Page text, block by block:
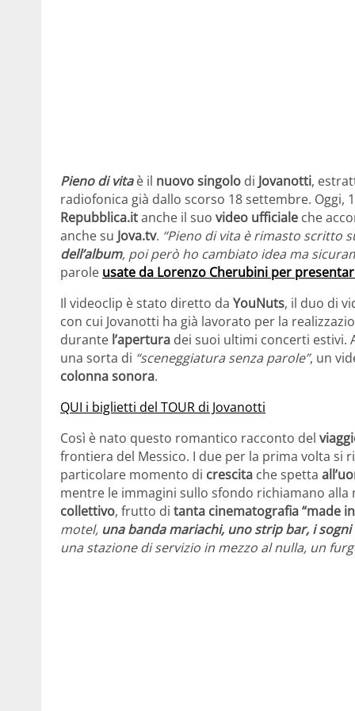
Pieno di vitaè il nuovo singolo di Jovanotti,
radiofonica già dallo scorso 18 settembre.
Repubblica.itanche il suo video ufficiale che
anche su Jova.tv. “Pieno di vita è rimasto scritto
dell’album, poi però ho cambiato idea ma
parole usate da Lorenzo Cherubini per
Il videoclip è stato diretto da YouNuts, il duo di
con cui Jovanotti ha già lavorato per la
durante l’apertura dei suoi ultimi concerti estivi.
una sorta di “sceneggiatura senza parole”, un
colonna sonora.
QUI i biglietti del TOUR di Jovanotti
Così è nato questo romantico racconto del
frontiera del Messico. I due per la prima volta si
particolare momento di crescita che spetta
mentre le immagini sullo sfondo richiamano alla
collettivo, frutto di tanta cinematografia “made in
motel, una banda mariachi, uno strip bar, i
una stazione di servizio in mezzo al nulla, un